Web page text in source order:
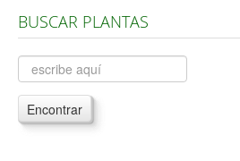
Árboles, Cicas y Palmeras de la G
Plantas Anuales y Perennes
Plantas Bulbosas y Acuáticas
Plantas de Interior
BUSCAR PLANTAS
Encontrar